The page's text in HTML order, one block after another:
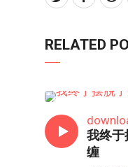
RELATED
我终于
缠